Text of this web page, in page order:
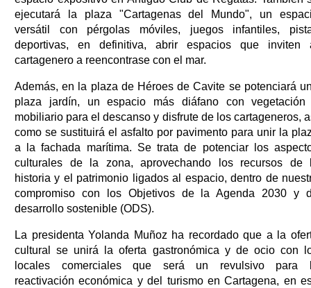
ejecutará la plaza "Cartagenas del Mundo", un
versátil con pérgolas móviles, juegos infantiles,
deportivas, en definitiva, abrir espacios que inviten
cartagenero a reencontrase con el mar.
Además, en la plaza de Héroes de Cavite se potenciará
plaza jardín, un espacio más diáfano con vegetación
mobiliario para el descanso y disfrute de los cartageneros,
como se sustituirá el asfalto por pavimento para unir la
a la fachada marítima. Se trata de potenciar los
culturales de la zona, aprovechando los recursos de
historia y el patrimonio ligados al espacio, dentro de
compromiso con los Objetivos de la Agenda 2030 y
desarrollo sostenible (ODS).
La presidenta Yolanda Muñoz ha recordado que a la
cultural se unirá la oferta gastronómica y de ocio con
locales comerciales que será un revulsivo para
reactivación económica y del turismo en Cartagena, en